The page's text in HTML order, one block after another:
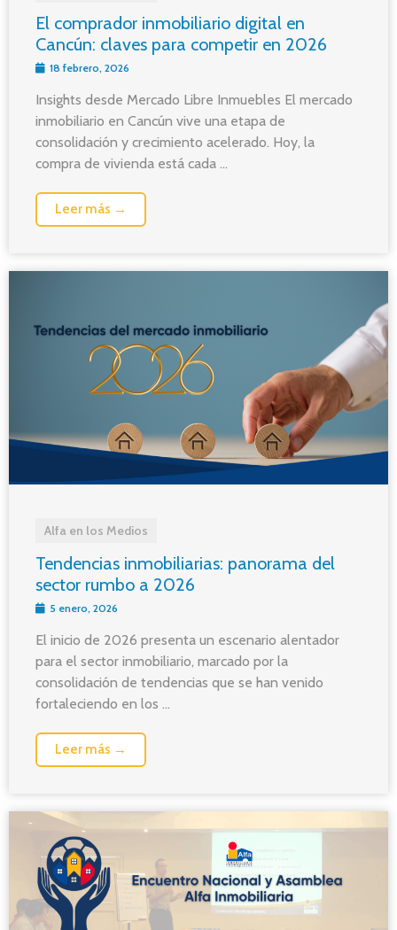
El comprador inmobiliario digital en
Cancún: claves para competir en 2026
18 febrero, 2026
Insights desde Mercado Libre Inmuebles El mercado
inmobiliario en Cancún vive una etapa de
consolidación y crecimiento acelerado. Hoy, la
compra de vivienda está cada ...
Leer más →
Alfa en los Medios
Tendencias inmobiliarias: panorama del
sector rumbo a 2026
5 enero, 2026
El inicio de 2026 presenta un escenario alentador
para el sector inmobiliario, marcado por la
consolidación de tendencias que se han venido
fortaleciendo en los ...
Leer más →